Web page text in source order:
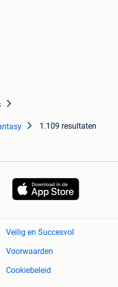
1.109 resultaten
Veilig en Succesvol
Voorwaarden
Cookiebeleid